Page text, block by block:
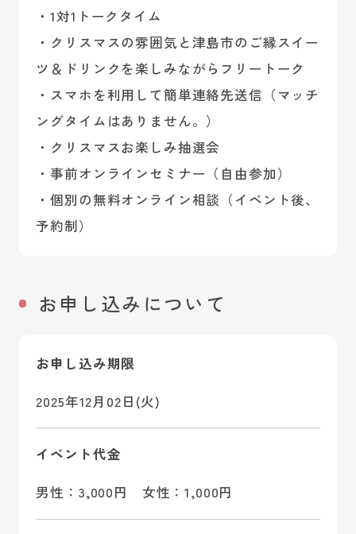
・1対1トークタイム
・クリスマスの雰囲気と津島市のご縁スイー
ツ＆ドリンクを楽しみながらフリートーク
・スマホを利用して簡単連絡先送信（マッチ
ングタイムはありません。）
・クリスマスお楽しみ抽選会
・事前オンラインセミナー（自由参加）
・個別の無料オンライン相談（イベント後、
予約制）
お申し込みについて
お申し込み期限
2025年12月02日(火)
イベント代金
男性：3,000円 女性：1,000円